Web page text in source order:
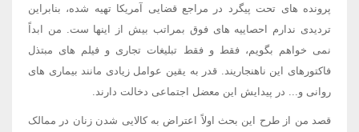
پرونده های تحت پیگرد در مراجع قضایی آمریکا تهیه شده، بنابراین
تردیدی ندارم احصاییه های فوق بمراتب بیش از اینها ست. من ابداً
نمی خواهم بگویم، فقط و فقط تبلیغات تجاری و فیلم های مبتذل
فاکتورهای این ناهنجاریند. قدر به یقین عوامل زیادی مانند بیماری های
روانی و... در پیدایش این معضل اجتماعی دخالت دارند.
قصد من از طرح این بحث اولاً اعتراض به کالایی شدن زنان در ممالک